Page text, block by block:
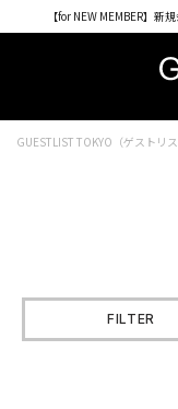
【for NEW MEMBER】
GUESTLIST TOKYO（ゲストリ
FILTER